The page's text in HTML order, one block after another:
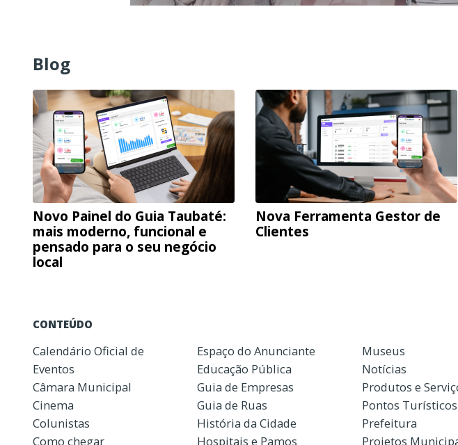
Blog
Novo Painel do Guia Taubaté:
mais moderno, funcional e
pensado para o seu negócio
local
Nova Ferramenta Gestor de
Clientes
CONTEÚDO
Calendário Oficial de
Eventos
Câmara Municipal
Cinema
Colunistas
Como chegar
Espaço do Anunciante
Educação Pública
Guia de Empresas
Guia de Ruas
História da Cidade
Hospitais e Pamos
Museus
Notícias
Produtos e
Pontos Turísticos
Prefeitura
Projetos